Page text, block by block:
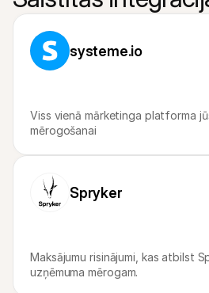
systeme.io
Viss vienā mārketinga platforma
mērogošanai
Spryker
Maksājumu risinājumi, kas atbilst
uzņēmuma mērogam.
Pircējiem
Mollie klientiem
Sazinieties ar mūsu klientu atbalsta
Sazinieties ar pārdošanas